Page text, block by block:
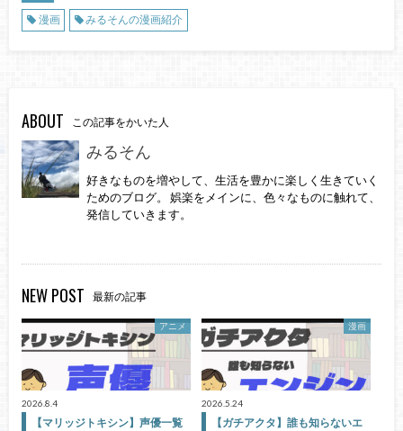
漫画
みるそんの漫画紹介
ABOUT この記事をかいた人
みるそん
好きなものを増やして、生活を豊かに楽しく生きていく
ためのブログ。 娯楽をメインに、色々なものに触れて、
発信していきます。
NEW POST 最新の記事
アニメ
2026.8.4
【マリッジトキシン】声優一覧
漫画
2026.5.24
【ガチアクタ】誰も知らないエ